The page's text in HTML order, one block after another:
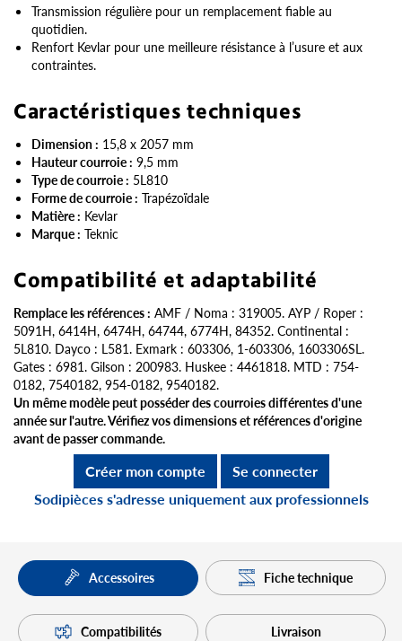
Transmission régulière pour un remplacement fiable au
quotidien.
Renfort Kevlar pour une meilleure résistance à l’usure et aux
contraintes.
Caractéristiques techniques
Dimension : 15,8 x 2057 mm
Hauteur courroie : 9,5 mm
Type de courroie : 5L810
Forme de courroie : Trapézoïdale
Matière : Kevlar
Marque : Teknic
Compatibilité et adaptabilité
Remplace les références : AMF / Noma : 319005. AYP / Roper :
5091H, 6414H, 6474H, 64744, 6774H, 84352. Continental :
5L810. Dayco : L581. Exmark : 603306, 1-603306, 1603306SL.
Gates : 6981. Gilson : 200983. Huskee : 4461818. MTD : 754-
0182, 7540182, 954-0182, 9540182.
Un même modèle peut posséder des courroies différentes d'une
année sur l'autre. Vérifiez vos dimensions et références d'origine
avant de passer commande.
Créer mon compte
Se connecter
Sodipièces s'adresse uniquement aux professionnels
Accessoires Fiche technique
Compatibilités Livraison